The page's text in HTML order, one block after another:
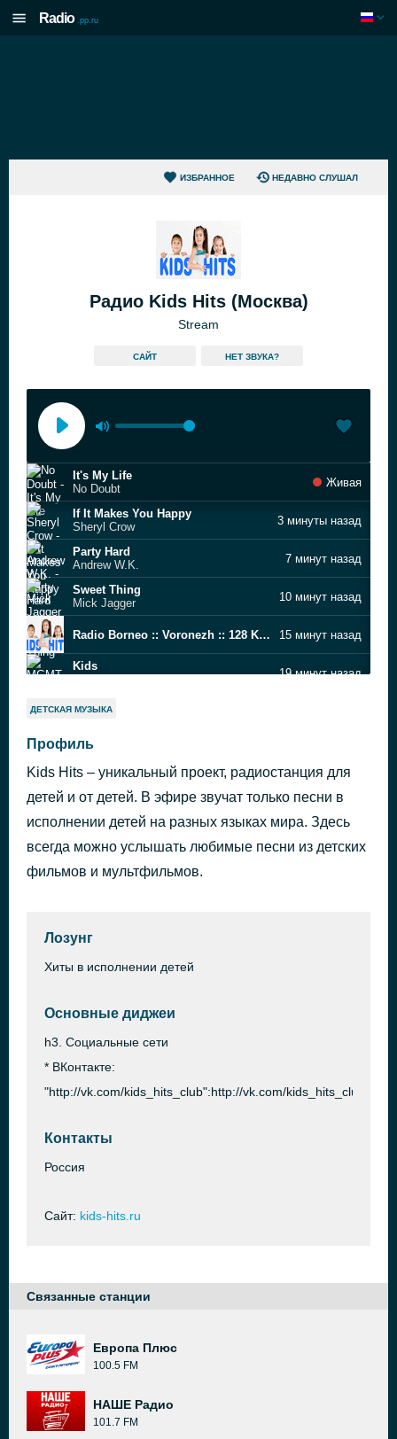
Radio .pp.ru
ИЗБРАННОЕ НЕДАВНО СЛУШАЛ
Радио Kids Hits (Москва)
Stream
САЙТ HЕТ ЗВУКА?
It's My Life
No Doubt
Живая
If It Makes You Happy
Sheryl Crow
3 минуты назад
Party Hard
Andrew W.K.
7 минут назад
Sweet Thing
Mick Jagger
10 минут назад
Radio Borneo :: Voronezh :: 128 Kb/s 15 минут назад
Kids
19 минут назад
Close (to the Edit)
Woman From Tokyo
Who Can It Be Now?
Men at Work
Coming Home
38 минут назад
ДЕТСКАЯ МУЗЫКА
Профиль
Kids Hits – уникальный проект, радиостанция для
детей и от детей. В эфире звучат только песни в
исполнении детей на разных языках мира. Здесь
всегда можно услышать любимые песни из детских
фильмов и мультфильмов.
Лозунг
Хиты в исполнении детей
Основные диджеи
h3. Социальные сети
* ВКонтакте:
"http://vk.com/kids_hits_club":http://vk.com/kids_hits_club
Контакты
Россия
Сайт: kids-hits.ru
Связанные станции
Европа Плюс
100.5 FM
НАШЕ Радио
101.7 FM